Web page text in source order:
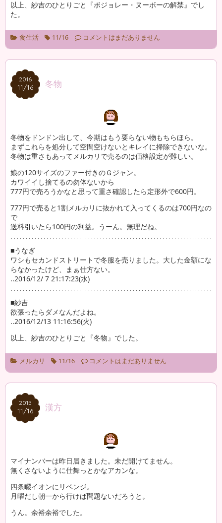
以上、紗吉のひとりごと『ボジョレー・ヌーボーの解禁』でし
た。
食生活 11/16 コメントはまだありません
2016
11/16
2016
11/16 冬物
冬物をドンドン出して、今期はもう要らない物もちらほら。
まずこれらを処分して空間空けないとキレイに掃除できないな。
冬物は重さもあってメルカリで売るのは価格設定が難しい。
娘の120サイズのファー付きのＧジャン。
カワイイし捨てるの勿体ないから
777円で売ろうかなと思って重さ確認したら定形外で600円。
777円で売ると1割メルカリに抜かれて入ってくるのは700円なの
で
送料引いたら100円の利益。うーん。無理だね。
■うなぎ
ワシもセカンドストリートで冬服を売りました。大した金額にな
らなかったけど、まぁ仕方ない。
..2016/12/ 7 21:17:23(水)
■紗吉
欲張ったらダメなんだよね。
..2016/12/13 11:16:56(火)
以上、紗吉のひとりごと『冬物』でした。
メルカリ 11/16 コメントはまだありません
2015
11/16
2015
11/16 漢方
マイナンバーは昨日届きました。未だ開けてません。
無くさないように仕舞っとかなアカンな。
四条畷イオンにリベンジ。
月曜だし朝一から行けば問題ないだろうと。
うん。余裕余裕でした。